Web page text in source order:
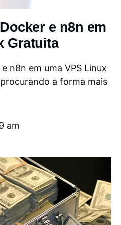
e n8n em
Gratuita
n8n em uma VPS Linux
a forma mais
am